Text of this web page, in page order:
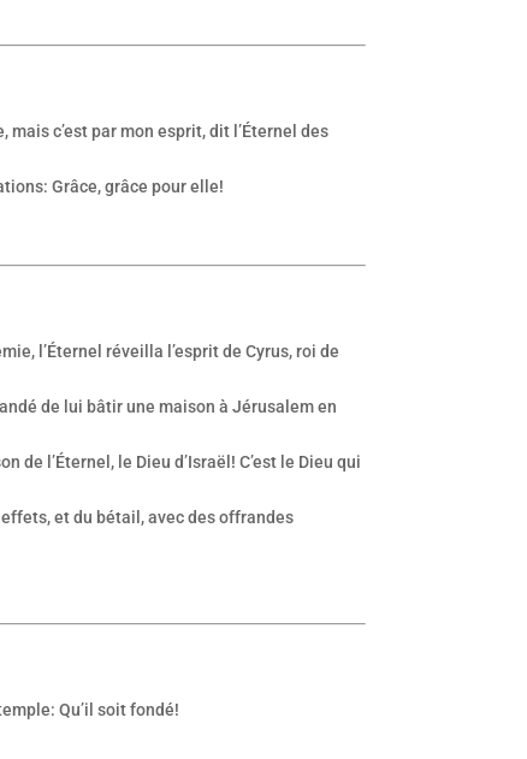
c’est par mon esprit, dit l’Éternel des
Grâce, grâce pour elle!
l’Éternel réveilla l’esprit de Cyrus, roi de
de lui bâtir une maison à Jérusalem en
de l’Éternel, le Dieu d’Israël! C’est le Dieu qui
et du bétail, avec des offrandes
Qu’il soit fondé!